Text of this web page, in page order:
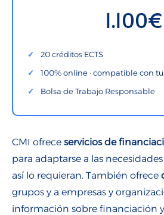
1.100€
20 créditos ECTS
100% online · compatible con
Bolsa de Trabajo Responsable
CMI ofrece servicios de
para adaptarse a las
así lo requieran. También ofrece
grupos y a empresas y
información sobre financiación